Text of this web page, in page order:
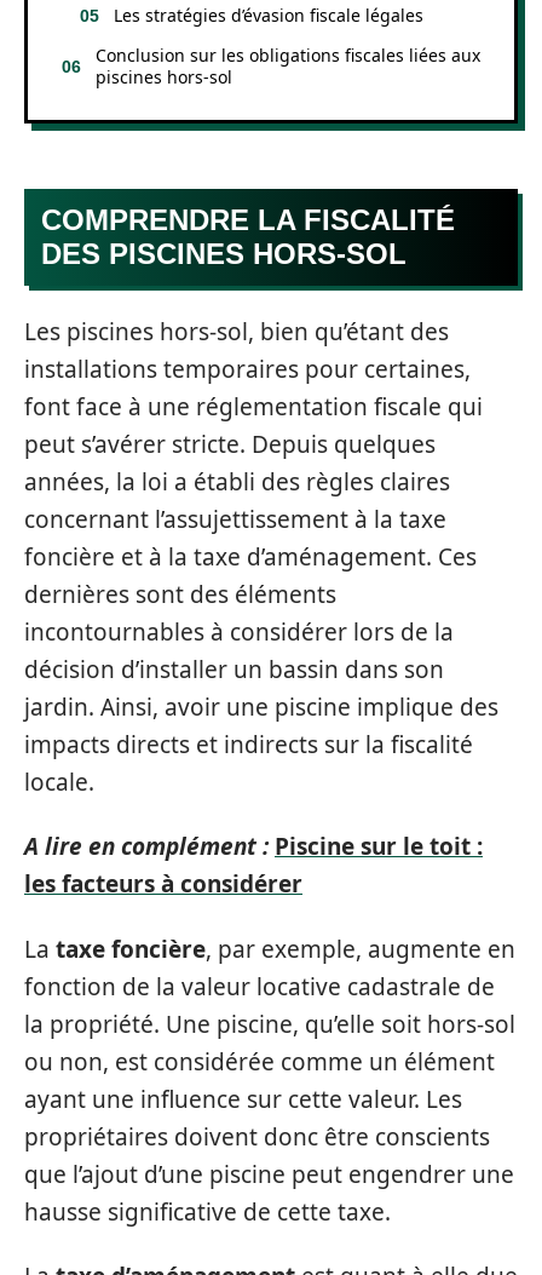
Les stratégies d’évasion fiscale légales
Conclusion sur les obligations fiscales liées aux
piscines hors-sol
COMPRENDRE LA FISCALITÉ
DES PISCINES HORS-SOL
Les piscines hors-sol, bien qu’étant des
installations temporaires pour certaines,
font face à une réglementation fiscale qui
peut s’avérer stricte. Depuis quelques
années, la loi a établi des règles claires
concernant l’assujettissement à la taxe
foncière et à la taxe d’aménagement. Ces
dernières sont des éléments
incontournables à considérer lors de la
décision d’installer un bassin dans son
jardin. Ainsi, avoir une piscine implique des
impacts directs et indirects sur la fiscalité
locale.
A lire en complément : Piscine sur le toit :
les facteurs à considérer
La taxe foncière, par exemple, augmente en
fonction de la valeur locative cadastrale de
la propriété. Une piscine, qu’elle soit hors-sol
ou non, est considérée comme un élément
ayant une influence sur cette valeur. Les
propriétaires doivent donc être conscients
que l’ajout d’une piscine peut engendrer une
hausse significative de cette taxe.